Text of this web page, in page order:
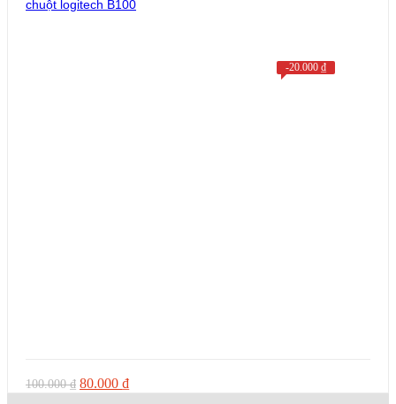
chuột logitech B100
-20.000 ₫
100.000₫ Giá
80.000 ₫Giá